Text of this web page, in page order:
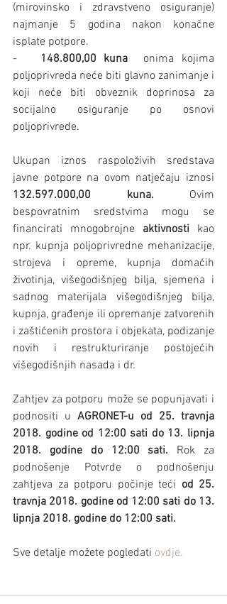
(mirovinsko i zdravstveno osiguranje)
najmanje 5 godina nakon konačne
isplate potpore.
-
148.800,00 kuna
  onima kojima
poljoprivreda neće biti glavno zanimanje i
koji neće biti obveznik doprinosa za
socijalno osiguranje po osnovi
poljoprivrede.
Ukupan iznos raspoloživih sredstava
132.597.000,00 kuna. Ovim
bespovratnim sredstvima mogu se
financirati mnogobrojne aktivnosti kao
npr. kupnja poljoprivredne mehanizacije,
strojeva i opreme, kupnja domaćih
životinja, višegodišnjeg bilja, sjemena i
sadnog materijala višegodišnjeg bilja,
kupnja, građenje ili opremanje zatvorenih
i zaštićenih prostora i objekata, podizanje
novih i restrukturiranje postojećih
višegodišnjih nasada i dr.
Zahtjev za potporu može se popunjavati i
podnositi u AGRONET-u od 25. travnja
2018. godine od 12:00 sati do 13. lipnja
2018. godine do 12:00 sati. Rok za
podnošenje Potvrde o podnošenju
zahtjeva za potporu počinje teći od 25.
travnja 2018. godine od 12:00 sati do 13.
lipnja 2018. godine do 12:00 sati.
Sve detalje možete pogledati ovdje.